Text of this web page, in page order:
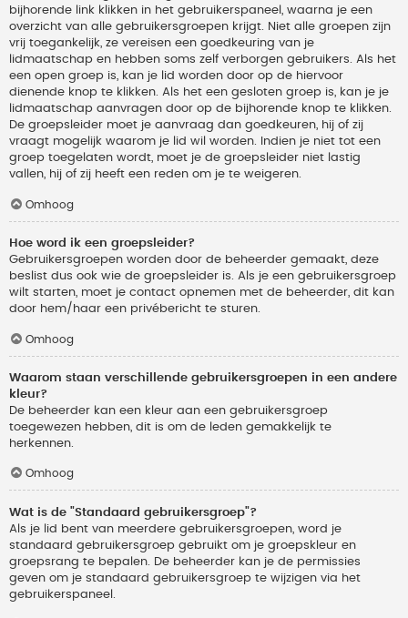
bijhorende link klikken in het gebruikerspaneel, waarna je een
overzicht van alle gebruikersgroepen krijgt. Niet alle groepen zijn
vrij toegankelijk, ze vereisen een goedkeuring van je
lidmaatschap en hebben soms zelf verborgen gebruikers. Als het
een open groep is, kan je lid worden door op de hiervoor
dienende knop te klikken. Als het een gesloten groep is, kan je je
lidmaatschap aanvragen door op de bijhorende knop te klikken.
De groepsleider moet je aanvraag dan goedkeuren, hij of zij
vraagt mogelijk waarom je lid wil worden. Indien je niet tot een
groep toegelaten wordt, moet je de groepsleider niet lastig
vallen, hij of zij heeft een reden om je te weigeren.
Omhoog
Hoe word ik een groepsleider?
Gebruikersgroepen worden door de beheerder gemaakt, deze
beslist dus ook wie de groepsleider is. Als je een gebruikersgroep
wilt starten, moet je contact opnemen met de beheerder, dit kan
door hem/haar een privébericht te sturen.
Omhoog
Waarom staan verschillende gebruikersgroepen in een andere
kleur?
De beheerder kan een kleur aan een gebruikersgroep
toegewezen hebben, dit is om de leden gemakkelijk te
herkennen.
Omhoog
Wat is de "Standaard gebruikersgroep"?
Als je lid bent van meerdere gebruikersgroepen, word je
standaard gebruikersgroep gebruikt om je groepskleur en
groepsrang te bepalen. De beheerder kan je de permissies
geven om je standaard gebruikersgroep te wijzigen via het
gebruikerspaneel.